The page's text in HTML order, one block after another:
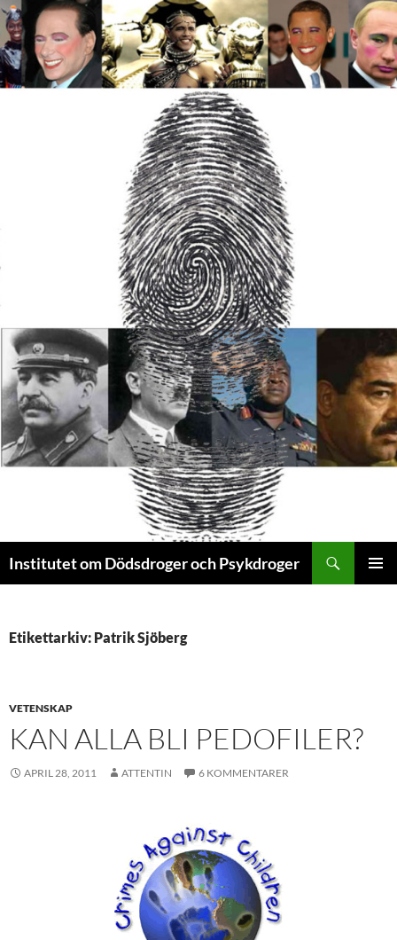
Institutet om Dödsdroger och Psykdroger
Etikettarkiv: Patrik Sjöberg
VETENSKAP
KAN ALLA BLI PEDOFILER?
APRIL 28, 2011 ATTENTIN 6 KOMMENTARER